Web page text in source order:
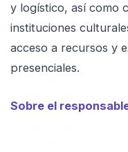
y logístico, así como
instituciones
acceso a recursos y
presenciales.
Sobre el